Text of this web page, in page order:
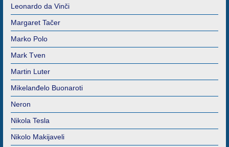
Leonardo da Vinči
Margaret Tačer
Marko Polo
Mark Tven
Martin Luter
Mikelanđelo Buonaroti
Neron
Nikola Tesla
Nikolo Makijaveli